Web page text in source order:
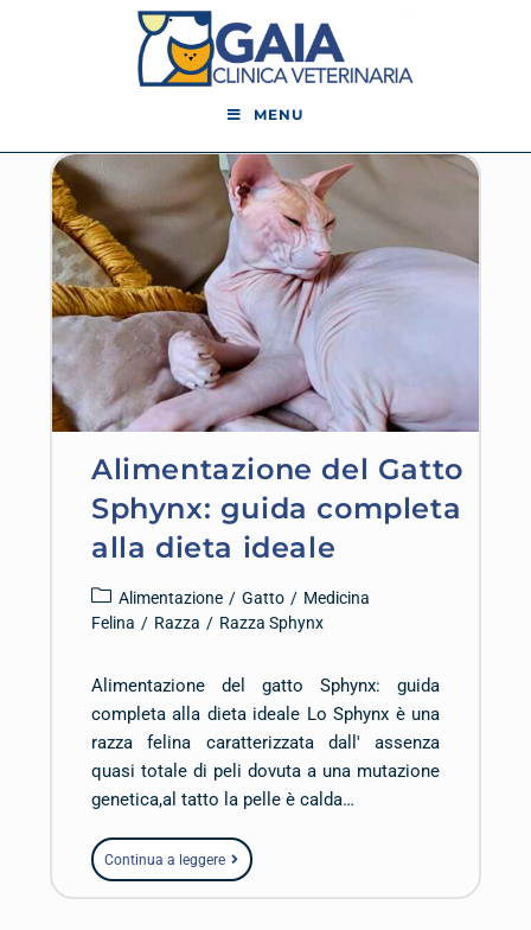
MENU
Alimentazione del Gatto
Sphynx: guida completa
alla dieta ideale
Alimentazione / Gatto / Medicina
Felina / Razza / Razza Sphynx
Alimentazione del gatto Sphynx: guida
completa alla dieta ideale Lo Sphynx è una
razza felina caratterizzata dall' assenza
quasi totale di peli dovuta a una mutazione
genetica,al tatto la pelle è calda…
Continua a leggere